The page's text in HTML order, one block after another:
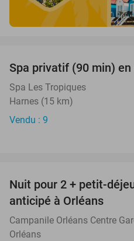
Spa privatif (90 min)
Spa Les Tropiques
Harnes (15 km)
Vendu : 9
Nuit pour 2 + petit-
anticipé à Orléans
Campanile Orléans Centre
Orléans